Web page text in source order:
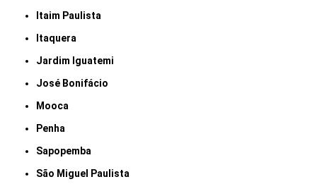
Itaim Paulista
Itaquera
Jardim Iguatemi
José Bonifácio
Mooca
Penha
Sapopemba
São Miguel Paulista